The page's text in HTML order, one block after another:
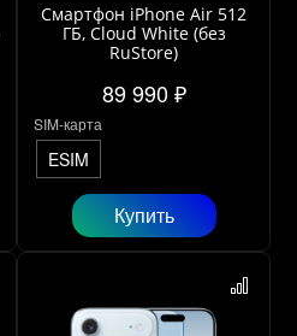
Смартфон iPhone Air 512
ГБ, Cloud White (без
RuStore)
89 990 ₽
SIM-карта
ESIM
Купить